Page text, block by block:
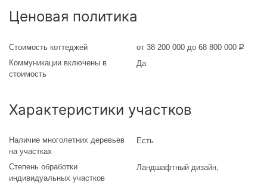
Ценовая политика
Стоимость коттеджей от 38 200 000 до 68 800 000Р
Коммуникации включены в
стоимость
Да
Характеристики участков
Наличие многолетних деревьев
на участках
Есть
Степень обработки
индивидуальных участков
Ландшафтный дизайн,